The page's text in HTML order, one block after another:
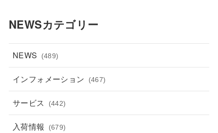
NEWSカテゴリー
NEWS (489)
インフォメーション (467)
サービス (442)
入荷情報 (679)